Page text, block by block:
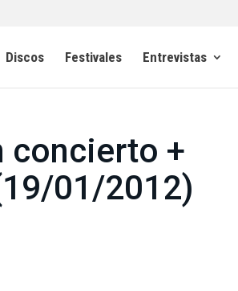
Discos Festivales Entrevistas
concierto +
01/2012)